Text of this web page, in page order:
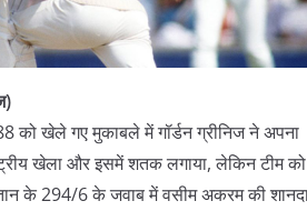
को खेले गए मुकाबले में गॉर्डन ग्रीनिज ने अपना
खेला और इसमें शतक लगाया, लेकिन टीम को
के 294/6 के जवाब में वसीम अकरम की